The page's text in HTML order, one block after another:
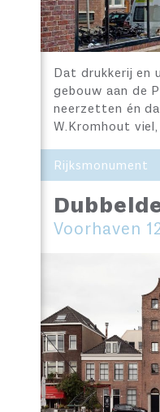
Dat drukkerij en
gebouw aan de
neerzetten én
W.Kromhout
Rijksmonument
Voorhaven